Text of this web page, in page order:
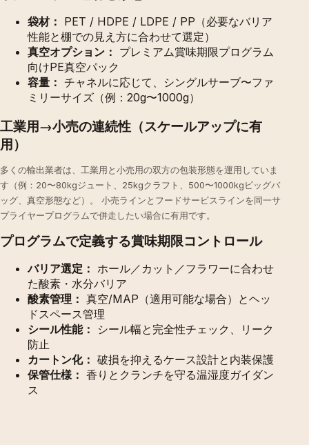
袋材： PET / HDPE / LDPE / PP（必要なバリア
性能と棚での見え方に合わせて選定）
真空オプション： プレミアム賞味期限プログラム
向けPE真空パック
容量： チャネルに応じて、シングルサーブ〜ファ
ミリーサイズ（例：20g〜1000g）
工業用→小売の連続性（スケールアップに有
用）
多くの輸出業者は、工業用と小売用の双方の包装形態を運用していま
す（例：20〜80kgジュート、25kgクラフト、500〜1000kgビッグバ
ッグ、真空形態など）。 小売ラインとフードサービスラインを同一サ
プライヤープログラムで併走したい場合に有用です。
プログラムで定義する賞味期限コントロール
バリア選定： ホール／カット／フラワーに合わせ
た酸素・水分バリア
酸素管理： 真空/MAP（適用可能な場合）とヘッ
ドスペース管理
シール性能：
シール幅と完全性チェック、リーク
防止
カートン化： 破損を抑えるケース設計と内装保護
保管仕様： 香りとクランチを守る温湿度ガイダン
ス